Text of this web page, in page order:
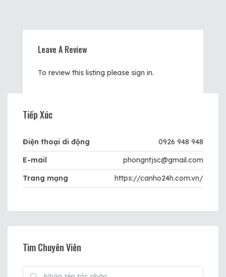
Leave A Review
To review this listing please sign in.
Tiếp Xúc
Điện thoại di động
0926 948 948
E-mail
phongntjsc@gmail.com
Trang mạng
https://canho24h.com.vn/
Tìm Chuyên Viên